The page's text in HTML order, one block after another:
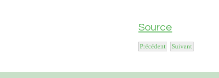
Source
Précédent Suivant